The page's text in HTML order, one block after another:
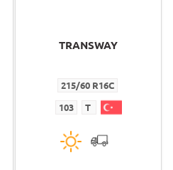
TRANSWAY
215/60 R16C
103 T